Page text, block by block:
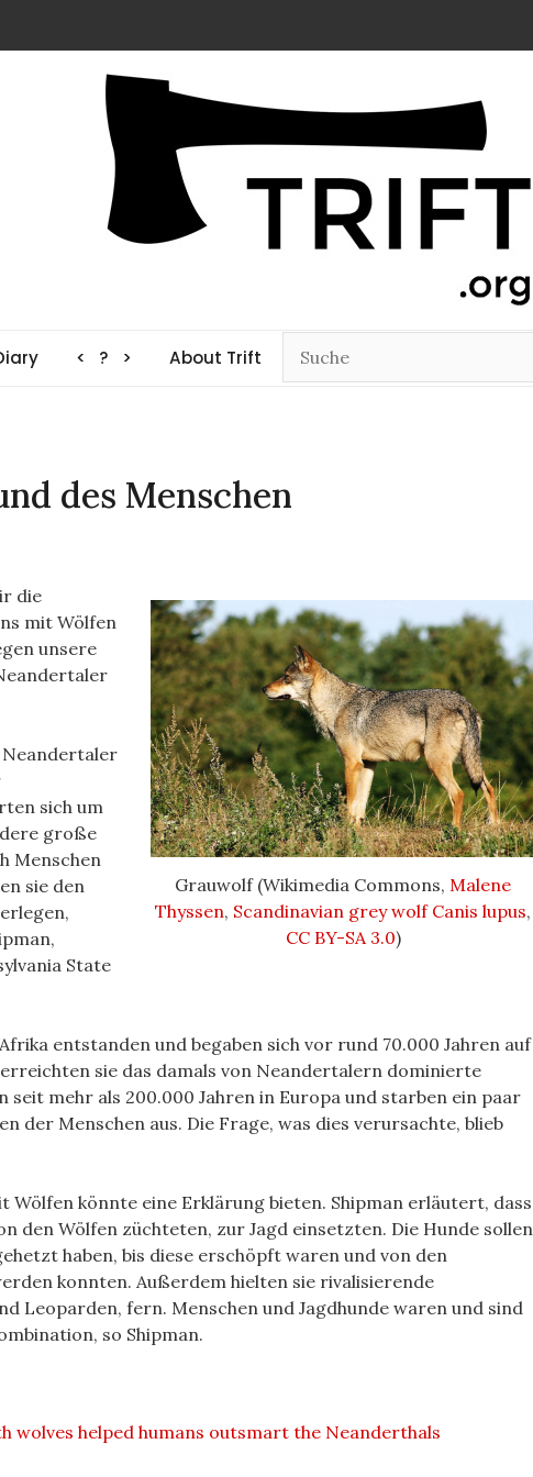
< ? > About Trift
des Menschen
Grauwolf (Wikimedia Commons,Malene
Thyssen, Scandinavian grey wolf Canis lupus,
CC BY-SA 3.0)
die
mit Wölfen
unsere
Neandertaler
sich um
große
Menschen
sie den
State
entstanden und begaben sich vor rund 70.000 Jahren auf
erreichten sie das damals von Neandertalern dominierte
seit mehr als 200.000 Jahren in Europa und starben ein paar
der Menschen aus. Die Frage, was dies verursachte, blieb
Wölfen könnte eine Erklärung bieten. Shipman erläutert, dass
den Wölfen züchteten, zur Jagd einsetzten. Die Hunde sollen
haben, bis diese erschöpft waren und von den
konnten. Außerdem hielten sie rivalisierende
Leoparden, fern. Menschen und Jagdhunde waren und sind
so Shipman.
wolves helped humans outsmart the Neanderthals